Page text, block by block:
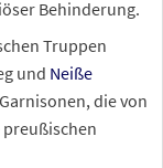
Behinderung.
Truppen
und Neiße
die von